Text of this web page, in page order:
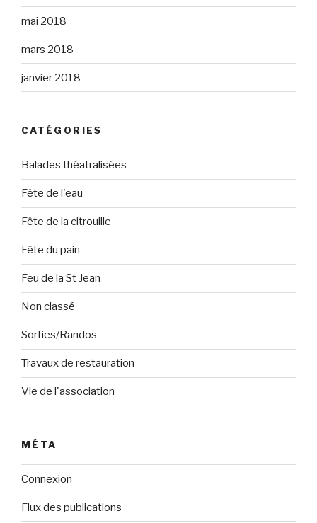
mai 2018
mars 2018
janvier 2018
CATÉGORIES
Balades théatralisées
Fête de l'eau
Fête de la citrouille
Fête du pain
Feu de la St Jean
Non classé
Sorties/Randos
Travaux de restauration
Vie de l'association
MÉTA
Connexion
Flux des publications